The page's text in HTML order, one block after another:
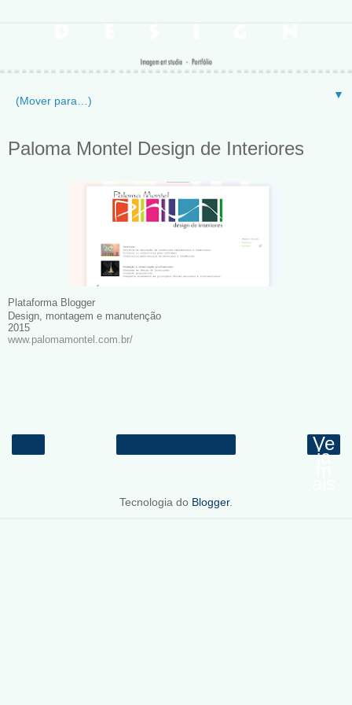
▼
Paloma Montel Design de Interiores
Plataforma Blogger
Design, montagem e manutenção
2015
www.palomamontel.com.br/
Ve
ja
Tecnologia do Blogger.